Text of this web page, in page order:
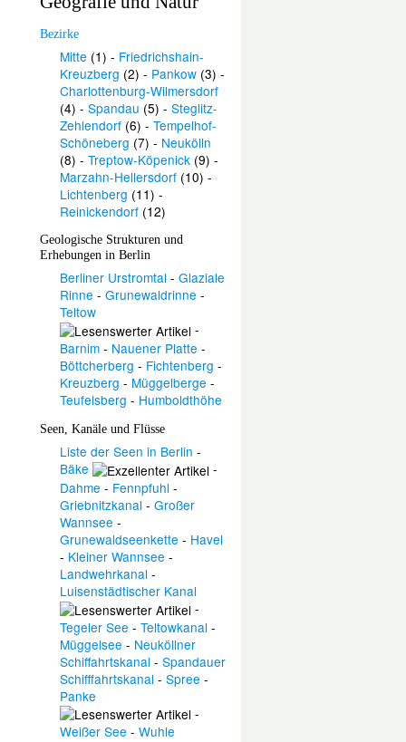
Bezirke
Mitte (1) - Friedrichshain-
Kreuzberg (2) - Pankow(3) -
Charlottenburg-Wilmersdorf
(4) - Spandau (5) - Steglitz-
Zehlendorf(6) - Tempelhof-
Schöneberg (7) - Neukölln
(8) - Treptow-Köpenick(9) -
Marzahn-Hellersdorf(10) -
Lichtenberg (11) -
Reinickendorf(12)
Geologische Strukturen und
Erhebungen in Berlin
Berliner Urstromtal - Glaziale
Rinne - Grunewaldrinne -
Teltow
-
Barnim- Nauener Platte -
Böttcherberg - Fichtenberg -
Kreuzberg - Müggelberge -
Teufelsberg - Humboldthöhe
Seen, Kanäle und Flüsse
Liste der Seen in Berlin -
Bäke
-
Dahme - Fennpfuhl -
Griebnitzkanal - Großer
Wannsee -
Grunewaldseenkette - Havel
- Kleiner Wannsee -
Landwehrkanal -
Luisenstädtischer Kanal
-
Tegeler See - Teltowkanal -
Müggelsee - Neuköllner
Schiffahrtskanal - Spandauer
Schifffahrtskanal - Spree -
Panke
-
Weißer See - Wuhle